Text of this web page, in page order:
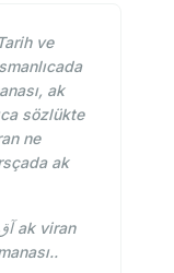
ve
ak
sözlükte
ne
ak